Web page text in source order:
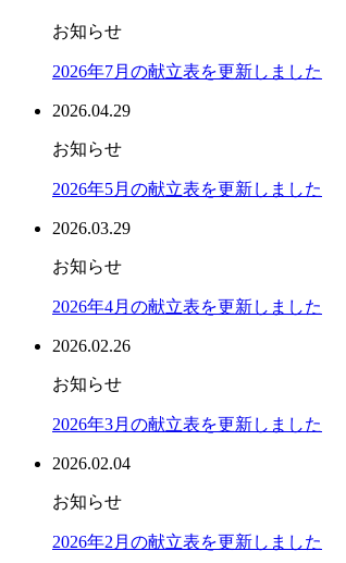
お知らせ
2026年7月の献立表を更新しました
2026.04.29
お知らせ
2026年5月の献立表を更新しました
2026.03.29
お知らせ
2026年4月の献立表を更新しました
2026.02.26
お知らせ
2026年3月の献立表を更新しました
2026.02.04
お知らせ
2026年2月の献立表を更新しました